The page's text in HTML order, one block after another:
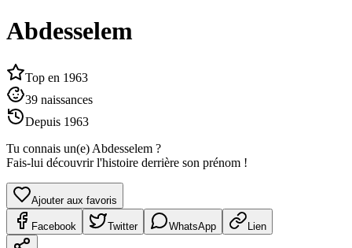
Abdesselem
Top en 1963
39 naissances
Depuis 1963
Tu connais un(e) Abdesselem ?
Fais-lui découvrir l'histoire derrière son prénom !
Ajouter aux favoris
Facebook Twitter WhatsApp Lien